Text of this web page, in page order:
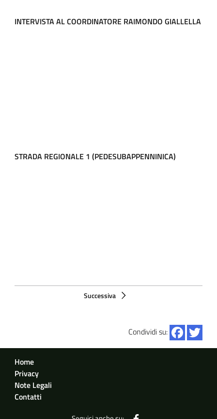
INTERVISTA AL COORDINATORE RAIMONDO GIALLELLA
STRADA REGIONALE 1 (PEDESUBAPPENNINICA)
Pagina successiva
Successiva
Condividi su:
Sezione Menu footer
Home
Privacy
Note Legali
Contatti